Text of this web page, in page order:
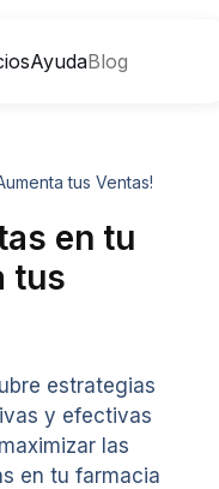
AyudaBlog
tus Ventas!
en tu
tus
estrategias
y efectivas
las
en tu farmacia